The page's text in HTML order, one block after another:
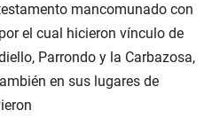
mancomunado con
el cual hicieron vínculo de
Parrondo y la Carbazosa,
en sus lugares de